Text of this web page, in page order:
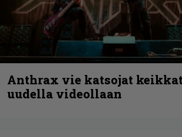
Anthrax vie katsojat
uudella videollaan